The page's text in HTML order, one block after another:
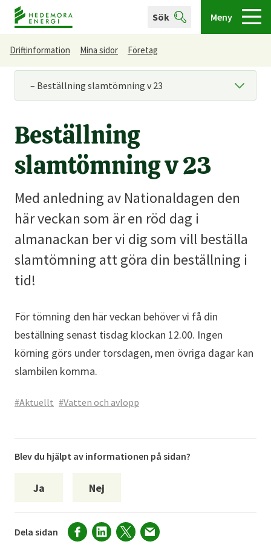
Sök Meny
Driftinformation Mina sidor Företag
Du är här
Beställning
slamtömning v 23
Med anledning av Nationaldagen den
här veckan som är en röd dag i
almanackan ber vi dig som vill beställa
slamtömning att göra din beställning i
tid!
För tömning den här veckan behöver vi få din
beställning senast tisdag klockan 12.00. Ingen
körning görs under torsdagen, men övriga dagar kan
slambilen komma.
#Aktuellt #Vatten och avlopp
Blev du hjälpt av informationen på sidan?
Ja Nej
Dela sidan